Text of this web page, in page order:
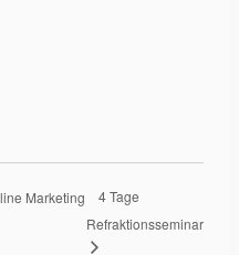
Marketing
4 Tage
Refraktionsseminar